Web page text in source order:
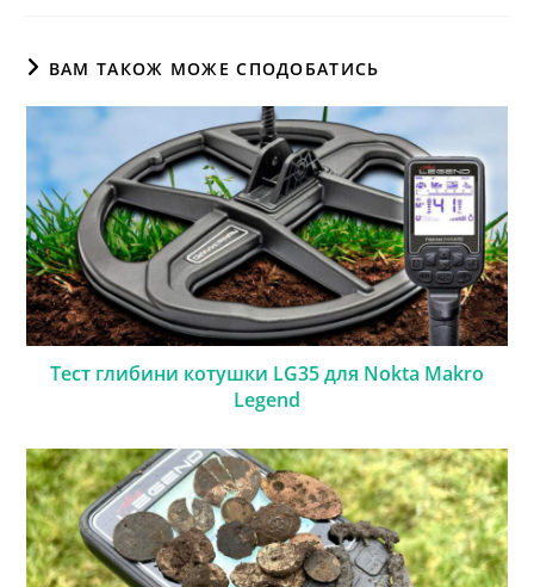
ВАМ ТАКОЖ МОЖЕ СПОДОБАТИСЬ
Тест глибини котушки LG35 для Nokta Makro
Legend